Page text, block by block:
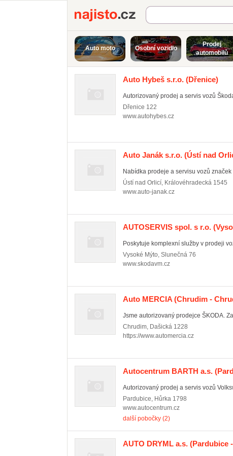
Najisto.cz
Auto moto Osobní vozidlo
Prodej
automobilů
Auto Hybeš s.r.o. (Dřenice)
Autorizovaný prodej a servis vozů
Dřenice 122
www.autohybes.cz
Auto Janák s.r.o. (Ústí nad
Nabídka prodeje a servisu vozů
Ústí nad Orlicí, Královéhradecká 1545
www.auto-janak.cz
AUTOSERVIS spol. s r.o.
Poskytuje komplexní služby v prodeji
Vysoké Mýto, Slunečná 76
www.skodavm.cz
Auto MERCIA (Chrudim -
Jsme autorizovaný prodejce ŠKODA.
Chrudim, Dašická 1228
https://www.automercia.cz
Autocentrum BARTH a.s.
Autorizovaný prodej a servis vozů
Pardubice, Hůrka 1798
www.autocentrum.cz
další pobočky (2)
AUTO DRYML a.s. (Pardubice